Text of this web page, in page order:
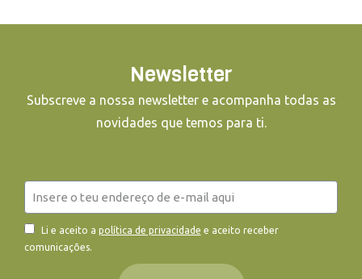
Newsletter
Subscreve a nossa newsletter e acompanha todas as
novidades que temos para ti.
Li e aceito a política de privacidade e aceito receber
comunicações.